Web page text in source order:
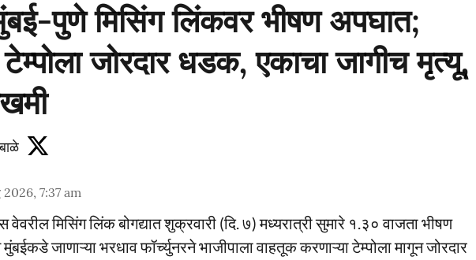
पुणे मिसिंग लिंकवर भीषण अपघात;
टेम्पोला जोरदार धडक, एकाचा जागीच मृत्यू,
2026, 7:37 am
मिसिंग लिंक बोगद्यात शुक्रवारी (दि. ७) मध्यरात्री सुमारे १.३० वाजता भीषण
जाणाऱ्या भरधाव फॉर्च्युनरने भाजीपाला वाहतूक करणाऱ्या टेम्पोला मागून जोरदार